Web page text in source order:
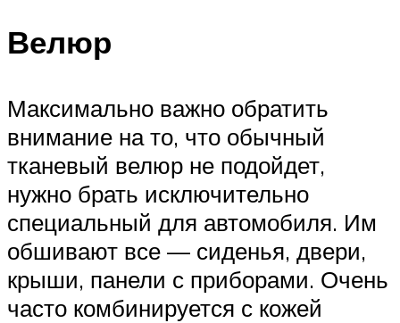
Велюр
Максимально важно обратить
внимание на то, что обычный
тканевый велюр не подойдет,
нужно брать исключительно
специальный для автомобиля. Им
обшивают все — сиденья, двери,
крыши, панели с приборами. Очень
часто комбинируется с кожей